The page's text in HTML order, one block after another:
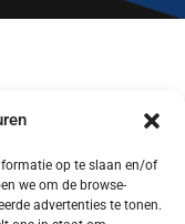
op te slaan en/of
we om de browse-
advertenties te tonen.